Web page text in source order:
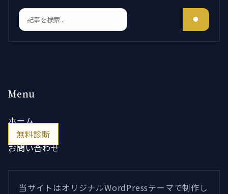
検索
Menu
ホーム
無料診断
お問い合わせ
当サイトはオリジナルWordPressテーマで制作し